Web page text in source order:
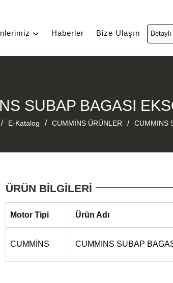
Haberler Bize Ulaşın
SUBAP BAGASI
/ E-Katalog / CUMMİNS ÜRÜNLER / CUMMINS
ÜRÜN BİLGİLERİ
Motor Tipi Ürün Adı
CUMMİNS CUMMINS SUBAP